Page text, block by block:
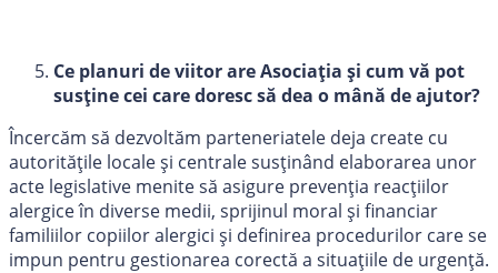
Ce planuri de viitor are Asociația și cum vă pot
susține cei care doresc să dea o mână de ajutor?
Încercăm să dezvoltăm parteneriatele deja create cu
autoritățile locale și centrale susținând elaborarea unor
acte legislative menite să asigure prevenția reacțiilor
alergice în diverse medii, sprijinul moral și financiar
familiilor copiilor alergici și definirea procedurilor care se
impun pentru gestionarea corectă a situațiile de urgență.